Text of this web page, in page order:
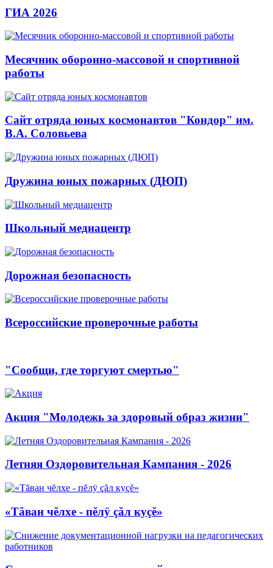
ГИА 2026
Месячник оборонно-массовой и спортивной
работы
Сайт отряда юных космонавтов "Кондор" им.
В.А. Соловьева
Дружина юных пожарных (ДЮП)
Школьный медиацентр
Дорожная безопасность
Всероссийские проверочные работы
"Сообщи, где торгуют смертью"
Акция "Молодежь за здоровый образ жизни"
Летняя Оздоровительная Кампания - 2026
«Тăван чĕлхе - пĕлÿ çăл куçĕ»